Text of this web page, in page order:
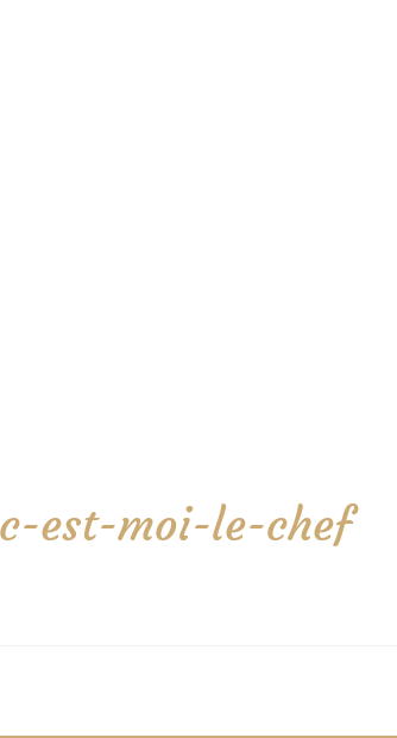
est-moi-le-chef